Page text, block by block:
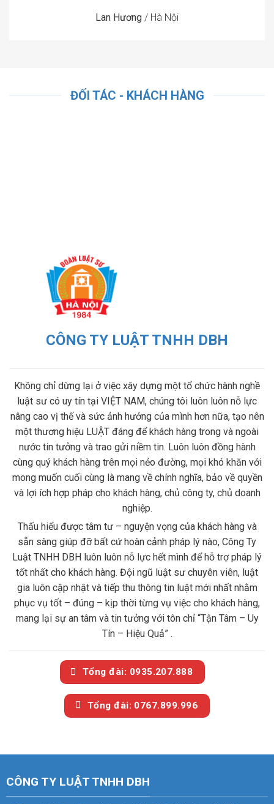
Lan Hương / Hà Nội
ĐỐI TÁC - KHÁCH HÀNG
CÔNG TY LUẬT TNHH DBH
Không chỉ dừng lại ở việc xây dựng một tổ chức hành nghề
luật sư có uy tín tại VIỆT NAM, chúng tôi luôn luôn nỗ lực
nâng cao vị thế và sức ảnh hưởng của mình hơn nữa, tạo nên
một thương hiệu LUẬT đáng để khách hàng trong và ngoài
nước tin tưởng và trao gửi niềm tin. Luôn luôn đồng hành
cùng quý khách hàng trên mọi nẻo đường, mọi khó khăn với
mong muốn cuối cùng là mang về chính nghĩa, bảo về quyền
và lợi ích hợp pháp cho khách hàng, chủ công ty, chủ doanh
nghiệp.
Thấu hiểu được tâm tư – nguyện vọng của khách hàng và
sẵn sàng giúp đỡ bất cứ hoàn cảnh pháp lý nào, Công Ty
Luật TNHH DBH luôn luôn nỗ lực hết mình để hỗ trợ pháp lý
tốt nhất cho khách hàng. Đội ngũ luật sư chuyên viên, luật
gia luôn cập nhật và tiếp thu thông tin luật mới nhất nhằm
phục vụ tốt – đúng – kịp thời từng vụ việc cho khách hàng,
mang lại sự an tâm và tin tưởng với tôn chỉ “Tận Tâm – Uy
Tín – Hiệu Quả” .
Tổng đài: 0935.207.888
Tổng đài: 0767.899.996
CÔNG TY LUẬT TNHH DBH